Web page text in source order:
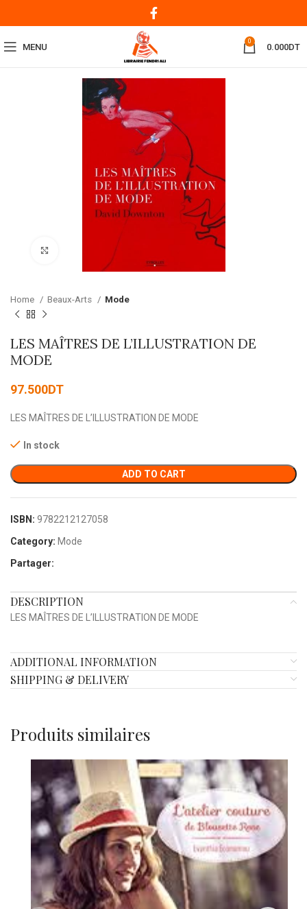
MENU
0
0.000DT
Click to enlarge
Home Beaux-Arts Mode
LES MAÎTRES DE L’ILLUSTRATION DE
MODE
97.500DT
LES MAÎTRES DE L’ILLUSTRATION DE MODE
In stock
ADD TO CART
ISBN: 9782212127058
Category: Mode
Partager:
DESCRIPTION
LES MAÎTRES DE L’ILLUSTRATION DE MODE
ADDITIONAL INFORMATION
SHIPPING & DELIVERY
Produits similaires